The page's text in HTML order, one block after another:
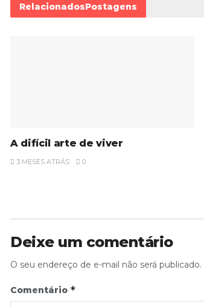
RelacionadosPostagens
A difícil arte de viver
3 MESES ATRÁS 0
Deixe um comentário
O seu endereço de e-mail não será publicado.
Comentário *